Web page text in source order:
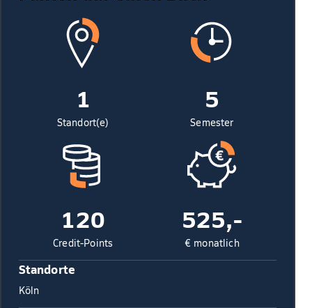
1
Standort(e)
5
Semester
120
Credit-Points
525,-
€ monatlich
Standorte
Köln